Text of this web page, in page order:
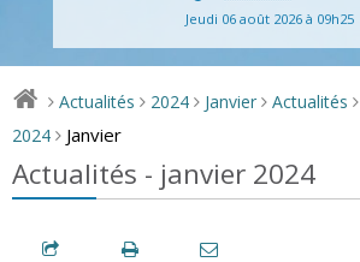
Jeudi 06 août 2026 à 09h25
> Actualités > 2024 > Janvier > Actualités >
2024 > Janvier
Actualités - janvier 2024